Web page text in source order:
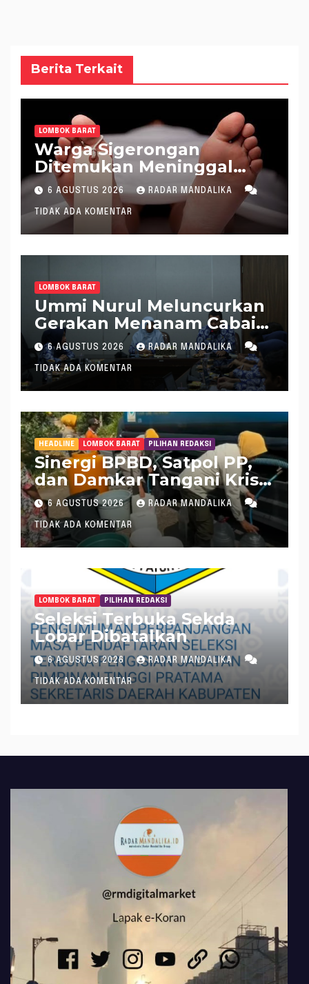
Berita Terkait
LOMBOK BARAT
Warga Sigerongan
Ditemukan Meninggal
saat Setrum Ikan di
Sungai
6 AGUSTUS 2026 RADAR MANDALIKA
TIDAK ADA KOMENTAR
LOMBOK BARAT
Ummi Nurul Meluncurkan
Gerakan Menanam Cabai
Tangani Inflasi
6 AGUSTUS 2026 RADAR MANDALIKA
TIDAK ADA KOMENTAR
HEADLINE LOMBOK BARAT PILIHAN REDAKSI
Sinergi BPBD, Satpol PP,
dan Damkar Tangani Krisis
Air Bersih di Lobar
6 AGUSTUS 2026 RADAR MANDALIKA
TIDAK ADA KOMENTAR
LOMBOK BARAT PILIHAN REDAKSI
Seleksi Terbuka Sekda
Lobar Dibatalkan
6 AGUSTUS 2026 RADAR MANDALIKA
TIDAK ADA KOMENTAR